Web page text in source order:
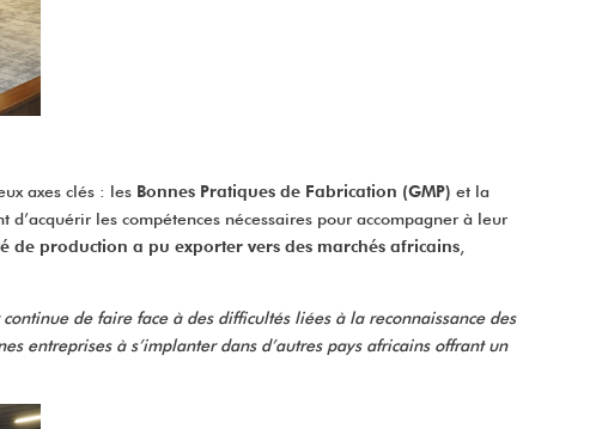
axes clés : les Bonnes Pratiques de Fabrication (GMP) et la
d’acquérir les compétences nécessaires pour accompagner à leur
de production a pu exporter vers des marchés africains
de faire face à des difficultés liées à la reconnaissance des
entreprises à s’implanter dans d’autres pays africains offrant un